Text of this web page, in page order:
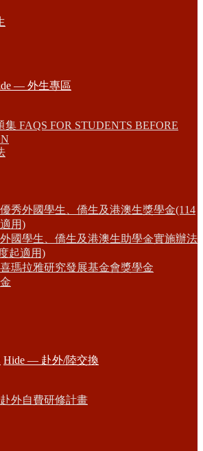
— 外生專區
集 FAQS FOR STUDENTS BEFORE
秀外國學生、僑生及港澳生獎學金(114
用)
國學生、僑生及港澳生助學金實施辦法
起適用)
瑪拉雅研究發展基金會獎學金
Hide — 赴外/陸交換
外自費研修計畫